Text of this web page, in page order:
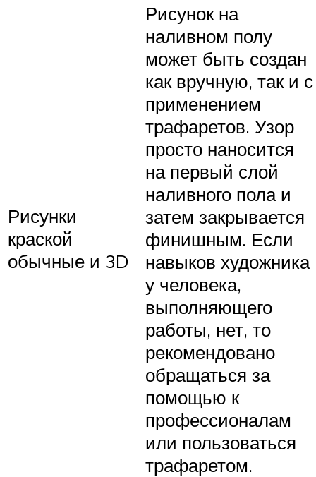
Рисунки
краской
обычные и 3D
Рисунок на
наливном полу
может быть создан
как вручную, так и с
применением
трафаретов. Узор
просто наносится
на первый слой
наливного пола и
затем закрывается
финишным. Если
навыков художника
у человека,
выполняющего
работы, нет, то
рекомендовано
обращаться за
помощью к
профессионалам
или пользоваться
трафаретом.